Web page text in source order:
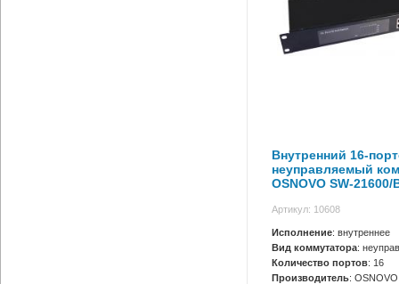
Внутренний 16-
неуправляемый
OSNOVO SW-21600/
Артикул: 10608
Исполнение: внутреннее
Вид коммутатора:
Количество портов: 16
Производитель: OSNOVO